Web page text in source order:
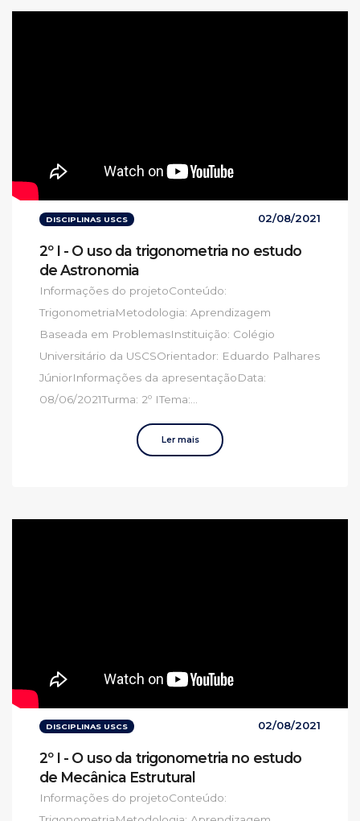
DISCIPLINAS USCS 02/08/2021
2º I - O uso da trigonometria no estudo
de Astronomia
Informações do projetoConteúdo:
TrigonometriaMetodologia: Aprendizagem
Baseada em ProblemasInstituição: Colégio
Universitário da USCSOrientador: Eduardo Palhares
JúniorInformações da apresentaçãoData:
08/06/2021Turma: 2º ITema:...
Ler mais
DISCIPLINAS USCS 02/08/2021
2º I - O uso da trigonometria no estudo
de Mecânica Estrutural
Informações do projetoConteúdo: